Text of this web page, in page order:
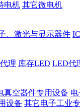
电机 其它微电机
、激光与显示器件
理 库存LED LED代
真空器件专用设备
设备 其它电子工业